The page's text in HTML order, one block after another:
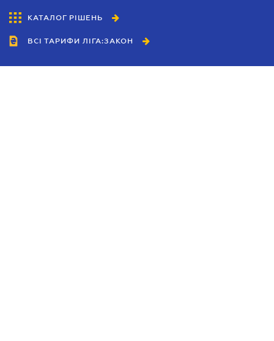
КАТАЛОГ РІШЕНЬ
ВСІ ТАРИФИ ЛІГА:ЗАКОН